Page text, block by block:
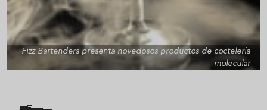
Fizz Bartenders presenta novedosos productos de coctelería
molecular